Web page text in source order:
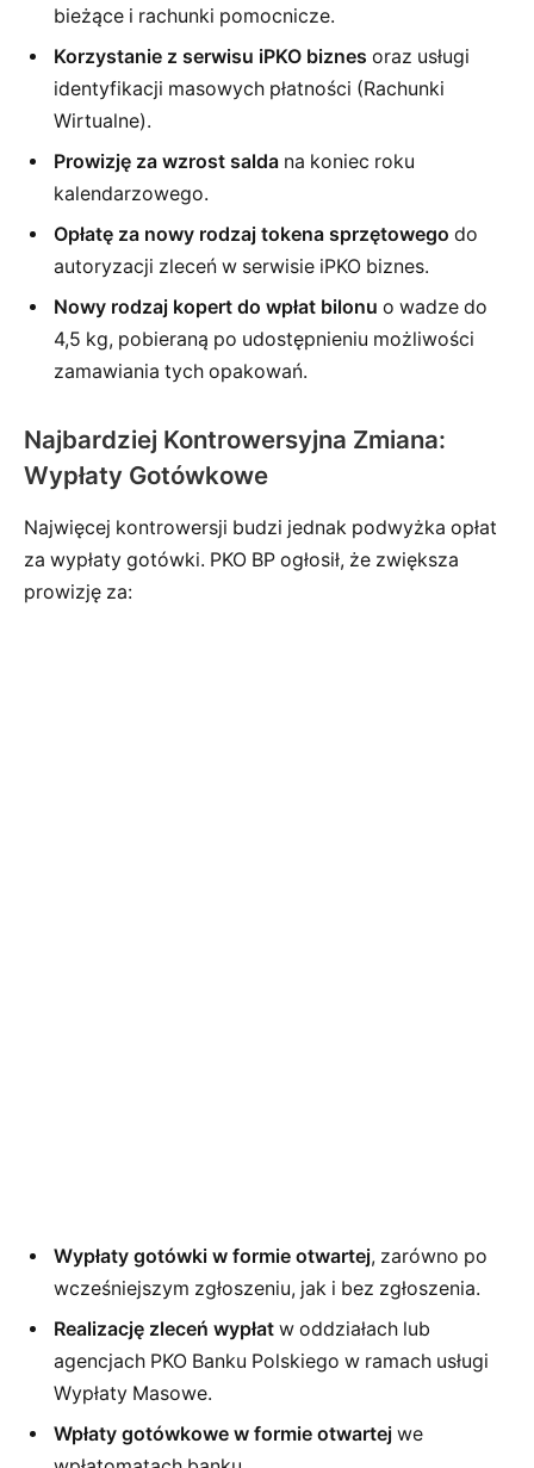
bieżące i rachunki pomocnicze.
Korzystanie z serwisu iPKO biznes oraz usługi
identyfikacji masowych płatności (Rachunki
Wirtualne).
Prowizję za wzrost salda na koniec roku
kalendarzowego.
Opłatę za nowy rodzaj tokena sprzętowego do
autoryzacji zleceń w serwisie iPKO biznes.
Nowy rodzaj kopert do wpłat bilonu o wadze do
4,5 kg, pobieraną po udostępnieniu możliwości
zamawiania tych opakowań.
Najbardziej Kontrowersyjna Zmiana:
Wypłaty Gotówkowe
Najwięcej kontrowersji budzi jednak podwyżka opłat
za wypłaty gotówki. PKO BP ogłosił, że zwiększa
prowizję za:
Wypłaty gotówki w formie otwartej, zarówno po
wcześniejszym zgłoszeniu, jak i bez zgłoszenia.
Realizację zleceń wypłat w oddziałach lub
agencjach PKO Banku Polskiego w ramach usługi
Wypłaty Masowe.
Wpłaty gotówkowe w formie otwartej we